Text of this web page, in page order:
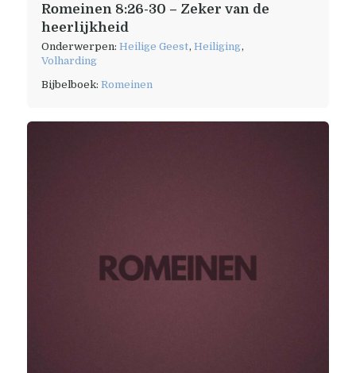
Romeinen 8:26-30 – Zeker van de
heerlijkheid
Onderwerpen: Heilige Geest, Heiliging,
Volharding
Bijbelboek: Romeinen